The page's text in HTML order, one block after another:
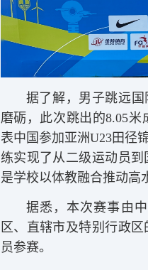
据了解，男子跳远
磨砺，此次跳出的8.05
表中国参加亚洲U23田径
练实现了从二级运动员到
是学校以体教融合推动高
据悉，本次赛事由
区、直辖市及特别行政
员参赛。